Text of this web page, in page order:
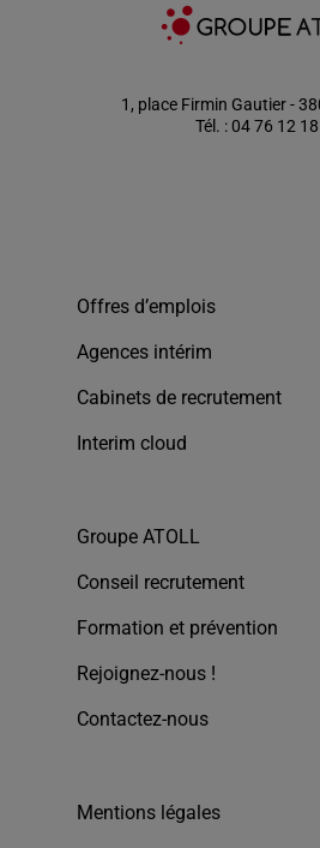
1, place Firmin Gautier -
Tél. : 04 76 12
Offres d’emplois
Agences intérim
Cabinets de recrutement
Interim cloud
Groupe ATOLL
Conseil recrutement
Formation et prévention
Rejoignez-nous !
Contactez-nous
Mentions légales